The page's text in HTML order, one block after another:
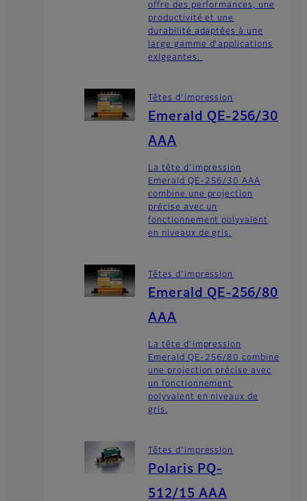
offre des performances, une
productivité et une
durabilité adaptées à une
large gamme d'applications
exigeantes.
Têtes d’impression
Emerald QE-256/30
AAA
La tête d’impression
Emerald QE-256/30 AAA
combine une projection
précise avec un
fonctionnement polyvalent
en niveaux de gris.
Têtes d’impression
Emerald QE-256/80
AAA
La tête d’impression
Emerald QE-256/80 combine
une projection précise avec
un fonctionnement
polyvalent en niveaux de
gris.
Têtes d’impression
Polaris PQ-
512/15 AAA